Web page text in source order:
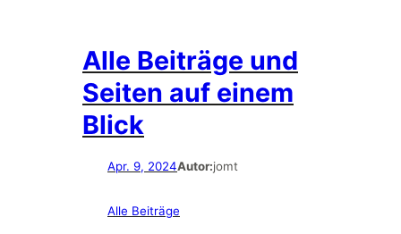
Alle Beiträge und
Seiten auf einem
Blick
Apr. 9, 2024Autor:jomt
Alle Beiträge